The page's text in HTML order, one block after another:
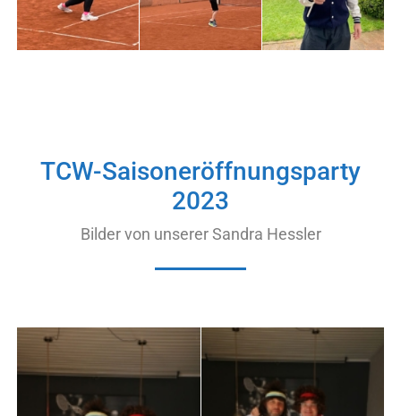
TCW-Saisoneröffnungsparty
2023
Bilder von unserer Sandra Hessler